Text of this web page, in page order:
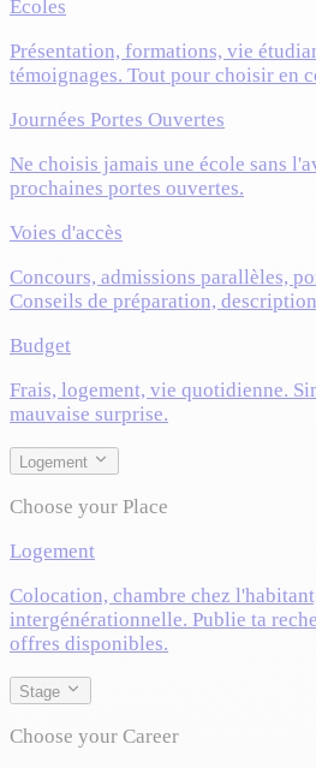
Écoles
Présentation, formations, vie
témoignages. Tout pour choisir en
Journées Portes Ouvertes
Ne choisis jamais une école sans
prochaines portes ouvertes.
Voies d'accès
Concours, admissions parallèles,
Conseils de préparation,
Budget
Frais, logement, vie quotidienne.
mauvaise surprise.
Logement
Choose your Place
Logement
Colocation, chambre chez
intergénérationnelle. Publie ta
offres disponibles.
Stage
Choose your Career